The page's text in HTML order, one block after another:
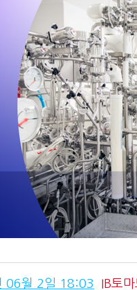
06월 2일 18:03 IB토마